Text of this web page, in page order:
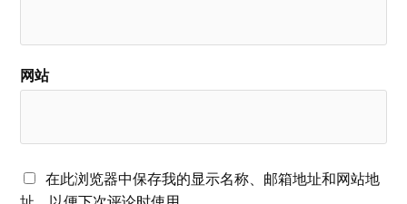
网站
在此浏览器中保存我的显示名称、邮箱地址和网站地
址，以便下次评论时使用。